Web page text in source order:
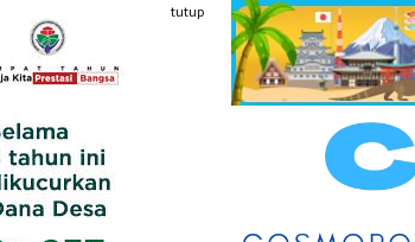
konten
tutup